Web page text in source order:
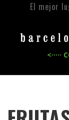
El mejor